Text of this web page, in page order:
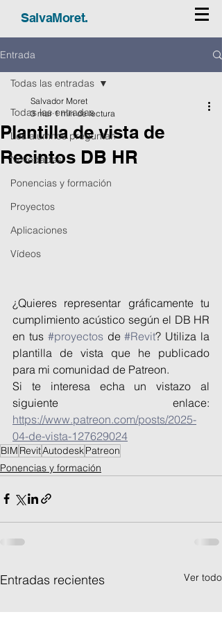
SalvaMoret.
Entrada
Todas las entradas
Los alumnos preguntan
Novedades
Ponencias y formación
Proyectos
Aplicaciones
Vídeos
Todas las entradas
Plantilla de vista de
Recintos DB HR
Salvador Moret
3 mar 1 min de lectura
¿Quieres representar gráficamente tu
cumplimiento acústico según el DB HR
en tus #proyectos de #Revit? Utiliza la
plantilla de vista que he publicado
para mi comunidad de Patreon.
Si te interesa echa un vistazo al
https://www.patreon.com/posts/2025-
04-de-vista-127629024
BIM RevitAutodeskPatreon
Ponencias y formación
Entradas recientes Ver todo